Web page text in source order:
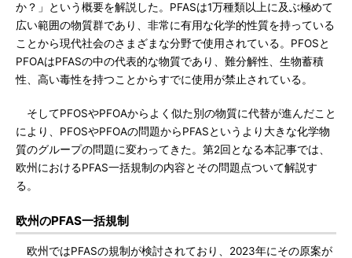
か？」という概要を解説した。PFASは1万種類以上に及ぶ極めて
広い範囲の物質群であり、非常に有用な化学的性質を持っている
ことから現代社会のさまざまな分野で使用されている。PFOSと
PFOAはPFASの中の代表的な物質であり、難分解性、生物蓄積
性、高い毒性を持つことからすでに使用が禁止されている。
そしてPFOSやPFOAからよく似た別の物質に代替が進んだこと
により、PFOSやPFOAの問題からPFASというより大きな化学物
質のグループの問題に変わってきた。第2回となる本記事では、
欧州におけるPFAS一括規制の内容とその問題点ついて解説す
る。
欧州のPFAS一括規制
欧州ではPFASの規制が検討されており、2023年にその原案が